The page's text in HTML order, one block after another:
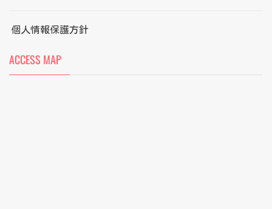
個人情報保護方針
ACCESS MAP